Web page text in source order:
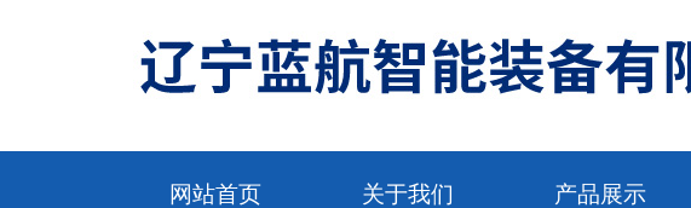
网站首页 关于我们 产品展示